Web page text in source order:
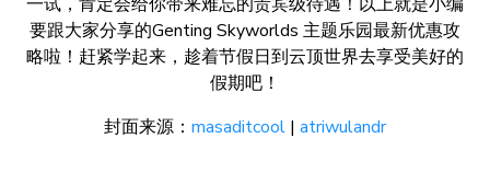
一试，肯定会给你带来难忘的贵宾级待遇！以上就是小编
要跟大家分享的Genting Skyworlds 主题乐园最新优惠攻
略啦！赶紧学起来，趁着节假日到云顶世界去享受美好的
假期吧！
封面来源： masaditcool | atriwulandr